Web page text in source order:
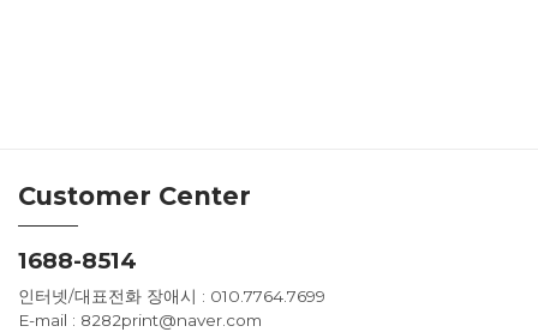
Customer Center
1688-8514
인터넷/대표전화 장애시 : 010.7764.7699
E-mail : 8282print@naver.com